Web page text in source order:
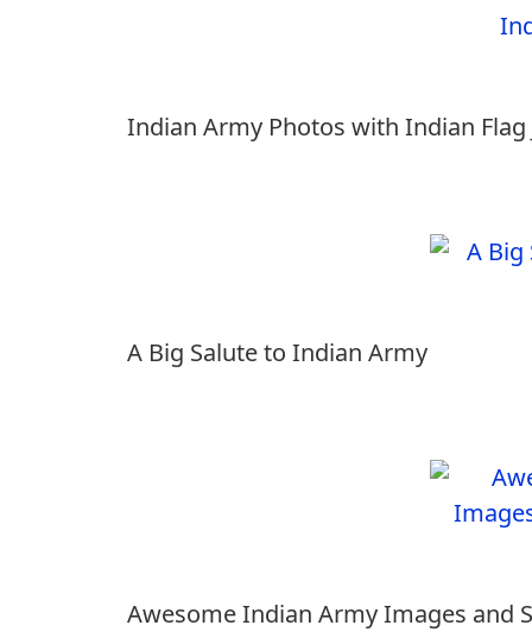
Indian Army Photos with Indian Flag
A Big Salute to Indian Army
Awesome Indian Army Images and